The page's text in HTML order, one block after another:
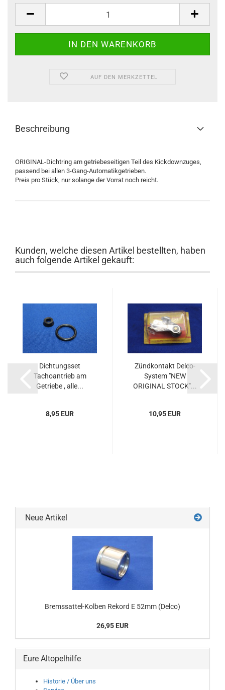
AUF DEN MERKZETTEL
Beschreibung
ORIGINAL-Dichtring am getriebeseitigen Teil des Kickdownzuges,
passend bei allen 3-Gang-Automatikgetrieben.
Preis pro Stück, nur solange der Vorrat noch reicht.
Kunden, welche diesen Artikel bestellten, haben
auch folgende Artikel gekauft:
Dichtungsset
Tachoantrieb am
Getriebe , alle...
8,95 EUR
Zündkontakt Delco-
System "NEW
ORIGINAL STOCK"...
10,95 EUR
Neue Artikel
Bremssattel-Kolben Rekord E 52mm (Delco)
26,95 EUR
Eure Altopelhilfe
Historie / Über uns